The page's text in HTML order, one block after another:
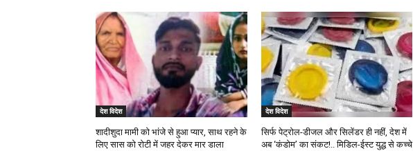
देश विदेश
शादीशुदा मामी को भांजे से हुआ प्यार, साथ रहने के
लिए सास को रोटी में जहर देकर मार डाला
देश विदेश
सिर्फ पेट्रोल-डीजल और सिलेंडर ही नहीं, देश में
अब ‘कंडोम’ का संकट!.. मिडिल-ईस्ट युद्ध से कच्चे